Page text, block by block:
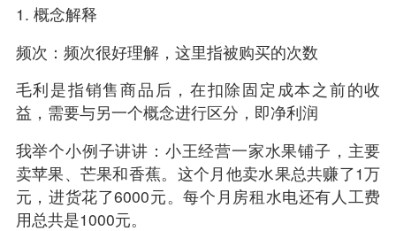
1. 概念解释
频次：频次很好理解，这里指被购买的次数
毛利是指销售商品后，在扣除固定成本之前的收
益，需要与另一个概念进行区分，即净利润
我举个小例子讲讲：小王经营一家水果铺子，主要
卖苹果、芒果和香蕉。这个月他卖水果总共赚了1万
元，进货花了6000元。每个月房租水电还有人工费
用总共是1000元。